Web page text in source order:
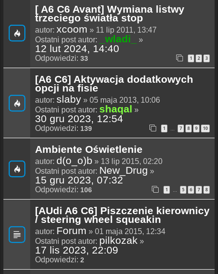
[ A6 C6 Avant] Wymiana listwy
trzeciego światła stop
autor: xcoom » 11 lip 2011, 13:47
Ostatni post autor:
_wladi_ »
12 lut 2024, 14:40
Odpowiedzi: 33 1 2 3
[A6 C6] Aktywacja dodatkowych
opcji na fisie
autor: slaby » 05 maja 2013, 10:06
Ostatni post autor: shaqal »
30 gru 2023, 12:54
Odpowiedzi: 139 1 … 7 8 9 10
Ambiente Oświetlenie
autor: d(o_o)b » 13 lip 2015, 02:20
Ostatni post autor: New_Drug »
15 gru 2023, 07:32
Odpowiedzi: 106 1 … 5 6 7 8
[AUdi A6 C6] Piszczenie kierownicy
/ steering wheel squeakin
autor: Forum » 01 maja 2015, 12:34
Ostatni post autor: pilkozak »
17 lis 2023, 22:09
Odpowiedzi: 2